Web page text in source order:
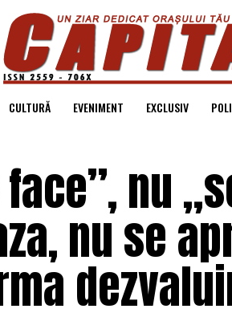
CULTURĂ EVENIMENT EXCLUSIV
nu
nu se